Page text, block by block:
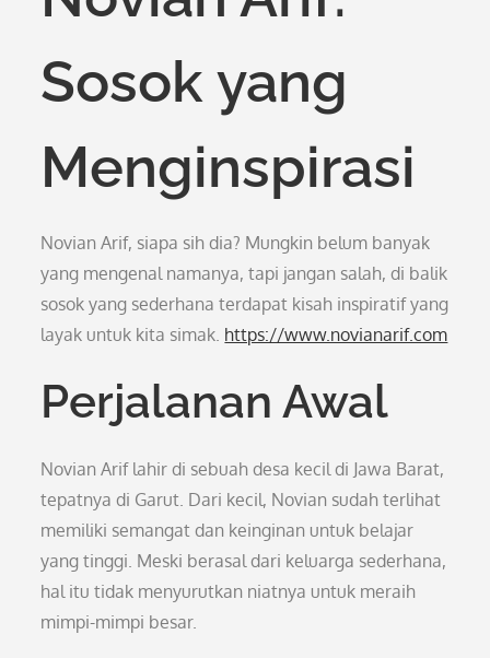
Sosok yang
Menginspirasi
Novian Arif, siapa sih dia? Mungkin belum banyak
yang mengenal namanya, tapi jangan salah, di balik
sosok yang sederhana terdapat kisah inspiratif yang
layak untuk kita simak. https://www.novianarif.com
Perjalanan Awal
Novian Arif lahir di sebuah desa kecil di Jawa Barat,
tepatnya di Garut. Dari kecil, Novian sudah terlihat
memiliki semangat dan keinginan untuk belajar
yang tinggi. Meski berasal dari keluarga sederhana,
hal itu tidak menyurutkan niatnya untuk meraih
mimpi-mimpi besar.